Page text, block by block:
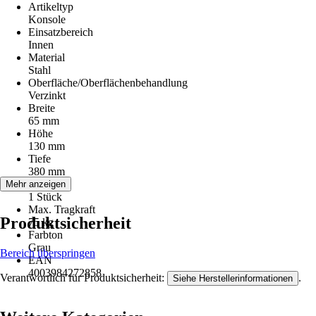
Artikeltyp
Konsole
Einsatzbereich
Innen
Material
Stahl
Oberfläche/Oberflächenbehandlung
Verzinkt
Breite
65 mm
Höhe
130 mm
Tiefe
380 mm
Inhalt
1 Stück
Max. Tragkraft
75 kg
Farbton
Grau
EAN
4003984272858
Mehr anzeigen
Produktsicherheit
Bereich überspringen
Verantwortlich für Produktsicherheit: Siehe Herstellerinformationen .